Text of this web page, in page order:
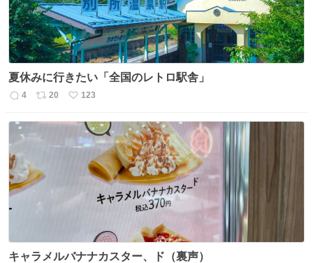
夏休みに行きたい「全国のレトロ駅舎」
返
4
リ
20
い
数
123
キャラメルバナナカスター、ド（裏声）